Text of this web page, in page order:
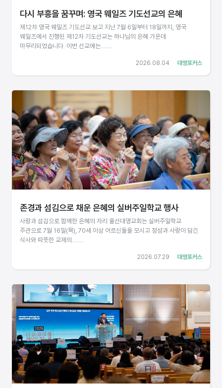
대영포커스
2026.08.04
다시 부흥을 꿈꾸며: 영국 웨일즈 기도선교의 은혜
제12차 영국 웨일즈 기도선교 보고 지난 7월 6일부터 18일까지, 영국
웨일즈에서 진행된 제12차 기도선교는 하나님의 은혜 가운데
마무리되었습니다. 이번 선교에는........
대영포커스
2026.07.29
존경과 섬김으로 채운 은혜의 실버주일학교 행사
사랑과 섬김으로 함께한 은혜의 자리 울산대영교회는 실버주일학교
주관으로 7월 16일(목), 70세 이상 어르신들을 모시고 정성과 사랑이 담긴
식사와 따뜻한 교제의........